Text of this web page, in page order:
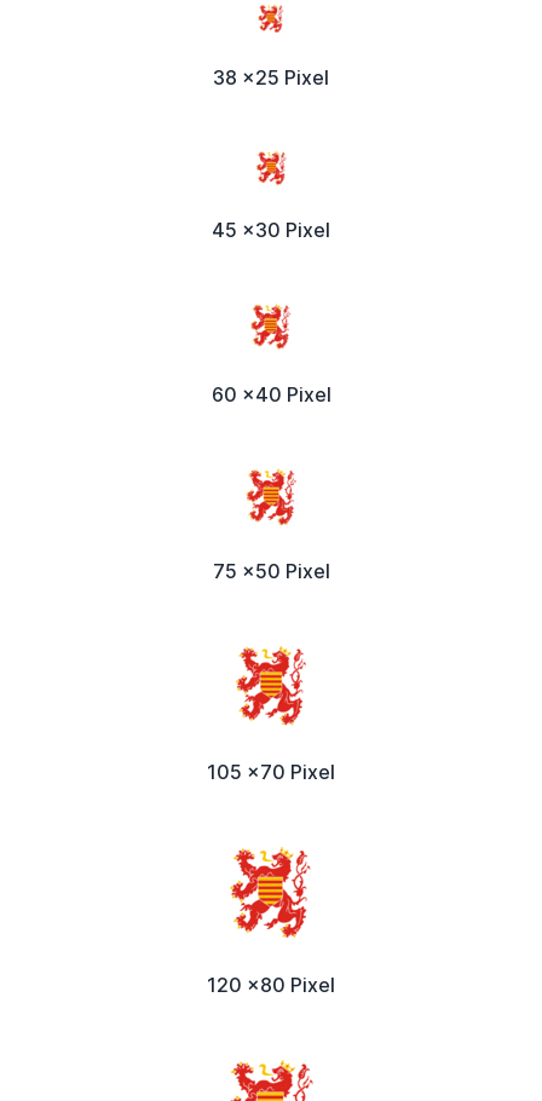
38 x25 Pixel
45 x30 Pixel
60 x40 Pixel
75 x50 Pixel
105 x70 Pixel
120 x80 Pixel